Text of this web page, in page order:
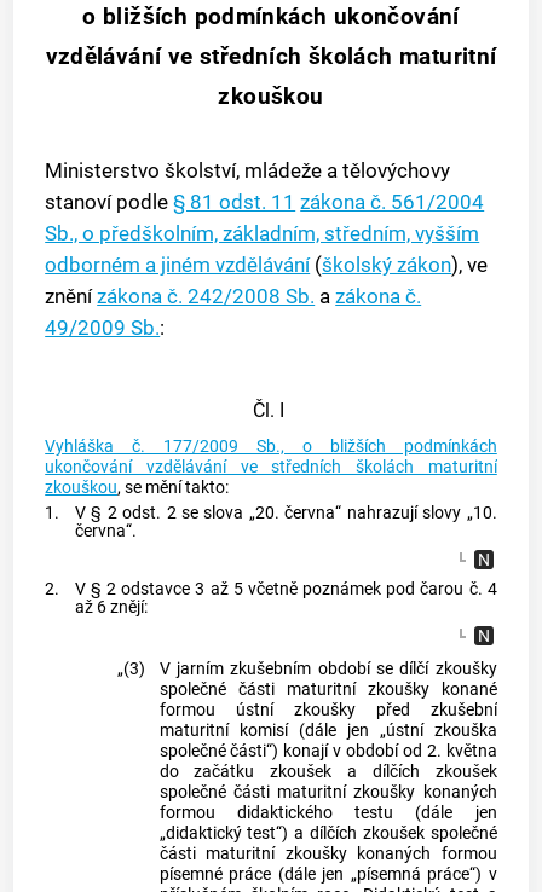
o bližších podmínkách ukončování
vzdělávání ve středních školách maturitní
zkouškou
Ministerstvo školství, mládeže a tělovýchovy
stanoví podle§ 81 odst. 11 zákona č. 561/2004
Sb., o předškolním, základním, středním, vyšším
odborném a jiném vzdělávání(školský zákon), ve
zněnízákona č. 242/2008 Sb. azákona č.
49/2009 Sb.:
Čl. I
Vyhláška č. 177/2009 Sb., o bližších podmínkách
ukončování vzdělávání ve středních školách maturitní
zkouškou, se mění takto:
1.
V § 2 odst. 2 se slova „20. června“ nahrazují slovy „10.
června“.
2.
V § 2 odstavce 3 až 5 včetně poznámek pod čarou č. 4
až 6 znějí:
„(3)
V jarním zkušebním období se dílčí zkoušky
společné části maturitní zkoušky konané
formou ústní zkoušky před zkušební
maturitní komisí (dále jen „ústní zkouška
společné části“) konají v období od 2. května
do začátku zkoušek a dílčích zkoušek
společné části maturitní zkoušky konaných
formou didaktického testu (dále jen
„didaktický test“) a dílčích zkoušek společné
části maturitní zkoušky konaných formou
písemné práce (dále jen „písemná práce“) v